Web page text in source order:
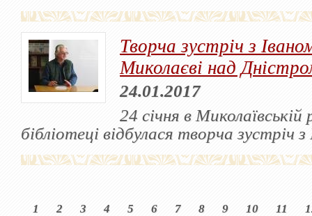
Творча зустріч з
Миколаєві над
24.01.2017
24 січня в Миколаївській
бібліотеці відбулася творча зустріч
1 2 3 4 5 6 7 8 9 10 11